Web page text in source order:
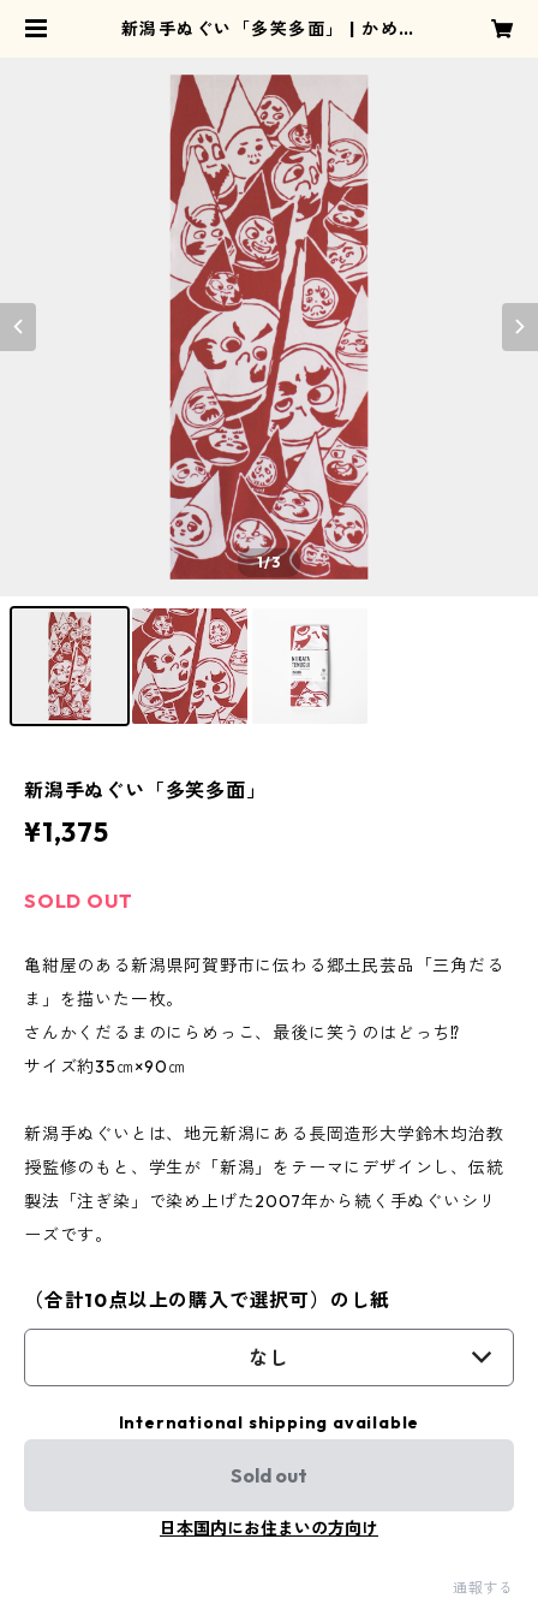
新潟手ぬぐい「多笑多面」 | かめこ
1/3
新潟手ぬぐい「多笑多面」
¥1,375
SOLD OUT
亀紺屋のある新潟県阿賀野市に伝わる郷土民芸品「三角だる
ま」を描いた一枚。
さんかくだるまのにらめっこ、最後に笑うのはどっち⁉
サイズ約35㎝×90㎝
新潟手ぬぐいとは、地元新潟にある長岡造形大学鈴木均治教
授監修のもと、学生が「新潟」をテーマにデザインし、伝統
製法「注ぎ染」で染め上げた2007年から続く手ぬぐいシリ
ーズです。
（合計10点以上の購入で選択可）のし紙
なし
International shipping available
Sold out
日本国内にお住まいの方向け
通報する